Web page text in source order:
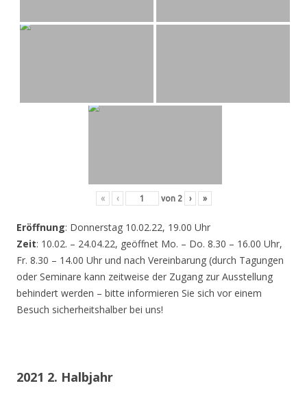
« ‹ von 2 › »
Eröffnung: Donnerstag 10.02.22, 19.00 Uhr
Zeit: 10.02. – 24.04.22, geöffnet Mo. – Do. 8.30 – 16.00 Uhr,
Fr. 8.30 – 14.00 Uhr und nach Vereinbarung (durch Tagungen
oder Seminare kann zeitweise der Zugang zur Ausstellung
behindert werden – bitte informieren Sie sich vor einem
Besuch sicherheitshalber bei uns!
2021 2. Halbjahr